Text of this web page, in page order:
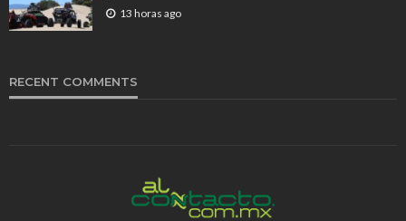
13 horas ago
RECENT COMMENTS